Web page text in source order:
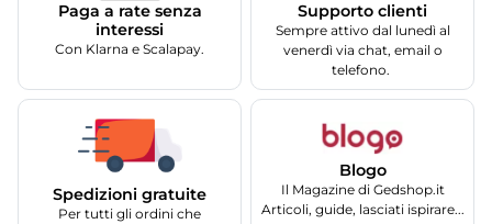
Paga a rate senza
interessi
Con Klarna e Scalapay.
Supporto clienti
Sempre attivo dal lunedì al
venerdì via chat, email o
telefono.
Spedizioni gratuite
Per tutti gli ordini che
Blogo
Il Magazine di Gedshop.it
Articoli, guide, lasciati ispirare...